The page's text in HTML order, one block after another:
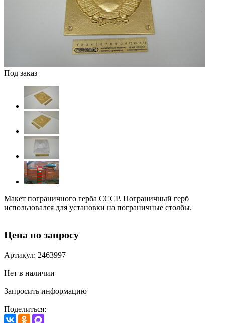
Под заказ
Макет пограничного герба СССР. Пограничный герб
использовался для установки на пограничные столбы.
Цена по запросу
Артикул: 2463997
Нет в наличии
Запросить информацию
Поделиться: